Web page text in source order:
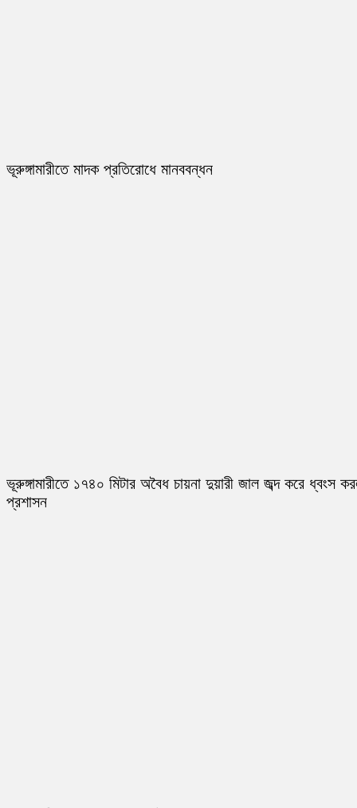
ভূরুঙ্গামারীতে মাদক প্রতিরোধে মানববন্ধন
ভূরুঙ্গামারীতে ১৭৪০ মিটার অবৈধ চায়না দুয়ারী জাল জব্দ করে ধ্বংস
প্রশাসন